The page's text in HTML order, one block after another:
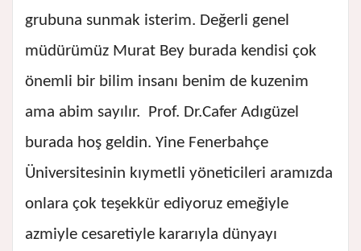
grubuna sunmak isterim. Değerli genel
müdürümüz Murat Bey burada kendisi çok
önemli bir bilim insanı benim de kuzenim
ama abim sayılır. Prof. Dr.Cafer Adıgüzel
burada hoş geldin. Yine Fenerbahçe
Üniversitesinin kıymetli yöneticileri aramızda
onlara çok teşekkür ediyoruz emeğiyle
azmiyle cesaretiyle kararıyla dünyayı